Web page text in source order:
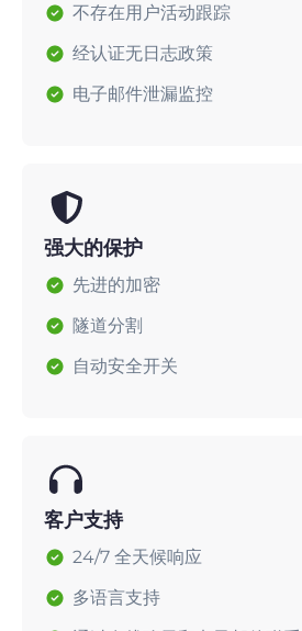
不存在用户活动跟踪
经认证无日志政策
电子邮件泄漏监控
强大的保护
先进的加密
隧道分割
自动安全开关
客户支持
24/7 全天候响应
多语言支持